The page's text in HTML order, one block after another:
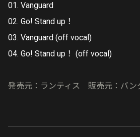
01. Vanguard
02. Go! Stand up！
03. Vanguard (off vocal)
04. Go! Stand up！ (off vocal)
発売元：ランティス 販売元：バン